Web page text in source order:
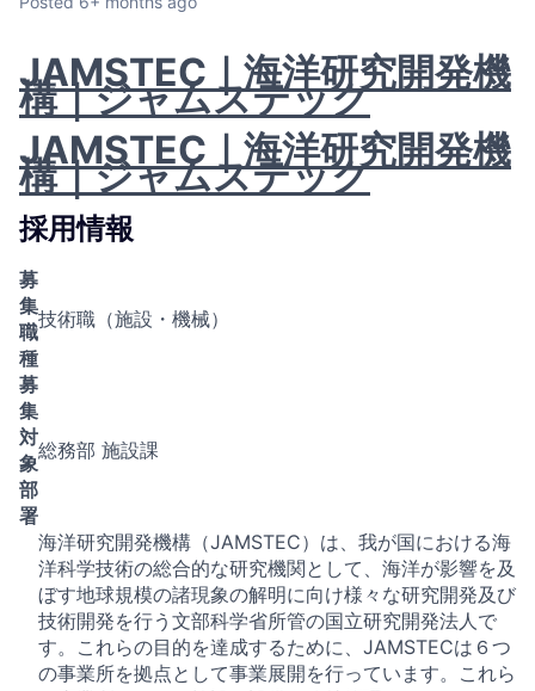
JAMSTEC｜海洋研究開発機
構｜ジャムステック
JAMSTEC｜海洋研究開発機
構｜ジャムステック
採用情報
募
集
職
種
技術職（施設・機械）
募
集
対
象
部
署
総務部 施設課
海洋研究開発機構（JAMSTEC）は、我が国における海
洋科学技術の総合的な研究機関として、海洋が影響を及
ぼす地球規模の諸現象の解明に向け様々な研究開発及び
技術開発を⾏う文部科学省所管の国立研究開発法人で
す。これらの目的を達成するために、JAMSTECは６つ
の事業所を拠点として事業展開を行っています。これら